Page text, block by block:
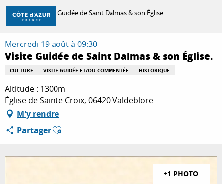
Aller
contenu
principal
DÉCOUVRIR
À FAIRE
SÉJOURNER
Accueil Visite Guidée de Saint Dalmas & son Église.
Mercredi 19 août à 09:30
Visite Guidée de Saint Dalmas & son Église.
CULTURE VISITE GUIDÉE ET/OU COMMENTÉE HISTORIQUE
Altitude : 1300m
Église de Sainte Croix, 06420 Valdeblore
M'y rendre
PartagerAjouter aux favoris
+1 PHOTO